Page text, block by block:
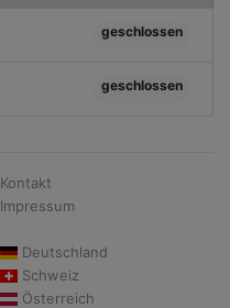
geschlossen
geschlossen
Kontakt
Impressum
Deutschland
Schweiz
Österreich